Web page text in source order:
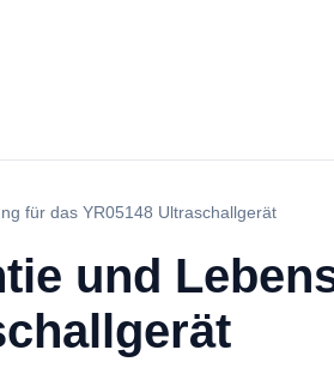
für das YR05148 Ultraschallgerät
und